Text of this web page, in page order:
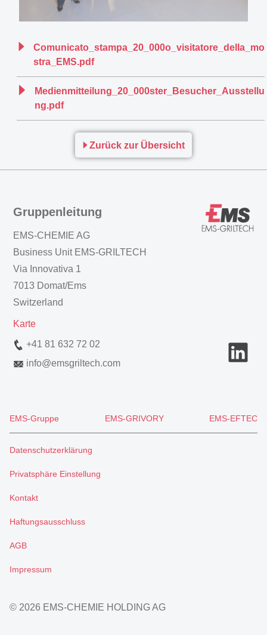
Comunicato_stampa_20_000o_visitatore_della_mo
stra_EMS.pdf
Medienmitteilung_20_000ster_Besucher_Ausstellu
ng.pdf
Zurück zur Übersicht
Gruppenleitung
EMS-CHEMIE AG
Business Unit EMS-GRILTECH
Via Innovativa 1
7013 Domat/Ems
Switzerland
Karte
+41 81 632 72 02
info@emsgriltech.com
EMS-Gruppe EMS-GRIVORY EMS-EFTEC
Datenschutzerklärung
Privatsphäre Einstellung
Kontakt
Haftungsausschluss
AGB
Impressum
© 2026 EMS-CHEMIE HOLDING AG